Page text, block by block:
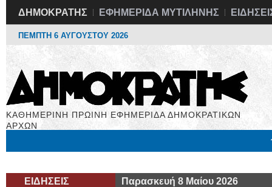
ΔΗΜΟΚΡΑΤΗΣ ΕΦΗΜΕΡΙΔΑ ΜΥΤΙΛΗΝΗΣ
ΠΕΜΠΤΗ 6 ΑΥΓΟΥΣΤΟΥ 2026
ΚΑΘΗΜΕΡΙΝΗ ΠΡΩΙΝΗ ΕΦΗΜΕΡΙΔΑ ΔΗΜΟΚΡΑΤΙΚΩΝ
ΑΡΧΩΝ
ΕΙΔΗΣΕΙΣ Παρασκευή 8 Μαίου 2026